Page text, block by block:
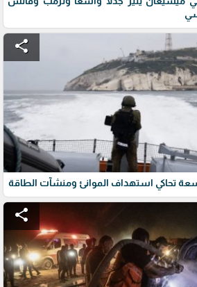
share
تحاكي استهداف الموانئ ومنشآت الطاقة
share